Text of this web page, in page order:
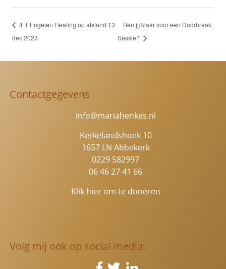
IET Engelen Healing op afstand 13
dec 2023
Ben jij klaar voor een Doorbraak
Sessie?
Contactgegevens
info@mariahenkes.nl
Kerkelandshoek 10
1657 LN Abbekerk
0229 582997
06 46 27 41 66
Klik hier om te doneren
Volg mij ook op social media: